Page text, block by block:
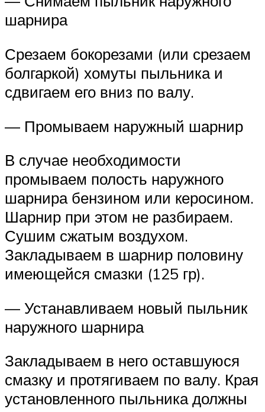
шарнира
Срезаем бокорезами (или срезаем
болгаркой) хомуты пыльника и
сдвигаем его вниз по валу.
— Промываем наружный шарнир
В случае необходимости
промываем полость наружного
шарнира бензином или керосином.
Шарнир при этом не разбираем.
Сушим сжатым воздухом.
Закладываем в шарнир половину
имеющейся смазки (125 гр).
— Устанавливаем новый пыльник
наружного шарнира
Закладываем в него оставшуюся
смазку и протягиваем по валу. Края
установленного пыльника должны